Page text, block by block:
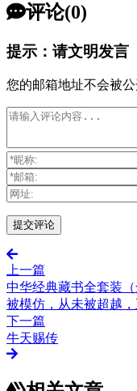
评论(0)
提示：请文明发言
您的邮箱地址不会被公
上一篇
中华经典藏书全套装
被模仿，从未被超越
下一篇
牛天赐传